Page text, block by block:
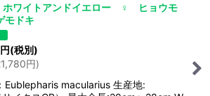
ワイトアンドイエロー ♀ ヒョウモ
モドキ
円(税別)
円)
macularius 生産地: